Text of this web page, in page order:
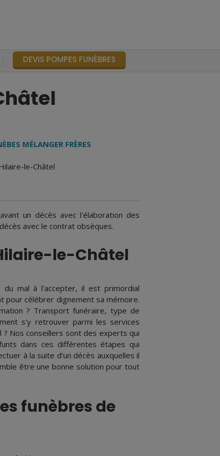
DEVIS POMPES FUNÈBRES
un décès avec l'élaboration des
avec le contrat obsèques.
le-Châtel
mal à l'accepter, il est primordial
pour célébrer dignement sa mémoire.
? Transport funéraire, type de
s'y retrouver parmi les services
Nos conseillers sont des experts qui
dans ces différentes étapes qui
à la suite d’un décès auxquelles il
être une bonne solution pour tout
funèbres de
MÉLANGER FRÈRES
le-Châtel